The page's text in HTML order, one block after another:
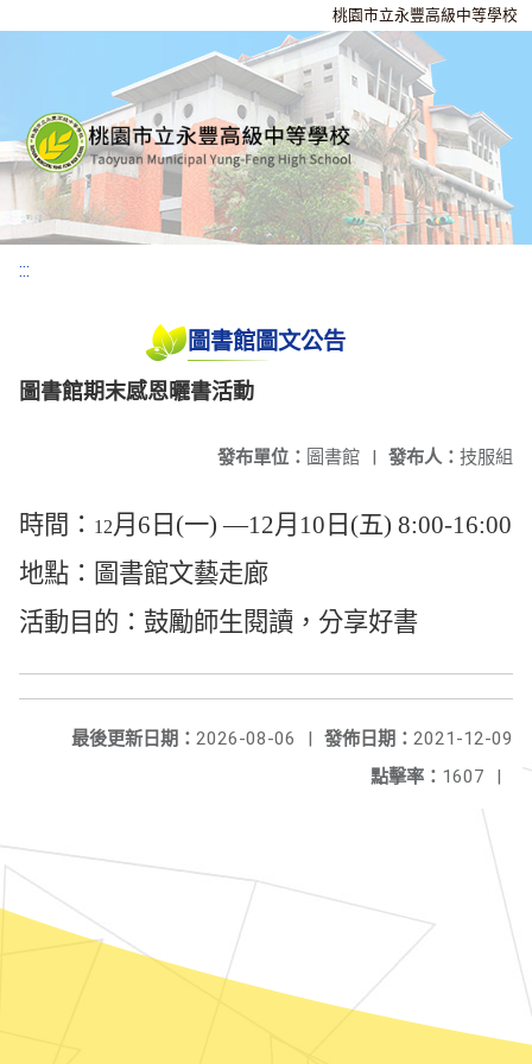
桃園市立永豐高級中等學校
:::
圖書館圖文公告
圖書館期末感恩曬書活動
發布人： 技服組
發布單位： 圖書館 |
時間： 12月 6 日 (一) —12月 10 日 (五) 8:00-16:00
地點：圖書館文藝走廊
活動目的 ：鼓勵師生閱讀，分享好書
發佈日期： 2021-12-09
最後更新日期： 2026-08-06
|
點擊率： 1607 |